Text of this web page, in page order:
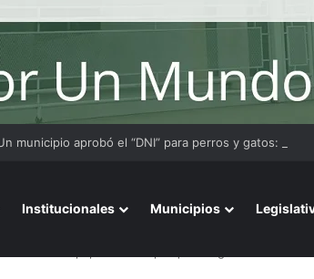
municipio aprobó el “DNI” para perros y gatos:
Institucionales Municipios